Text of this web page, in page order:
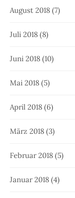
August 2018 (7)
Juli 2018 (8)
Juni 2018 (10)
Mai 2018 (5)
April 2018 (6)
März 2018 (3)
Februar 2018 (5)
Januar 2018 (4)